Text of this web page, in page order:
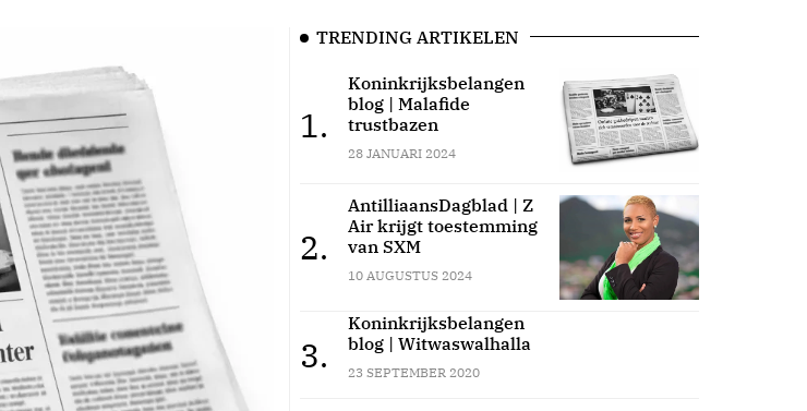
TRENDING ARTIKELEN
1.
Koninkrijksbelangen
blog | Malafide
trustbazen
28 JANUARI 2024
2.
AntilliaansDagblad | Z
Air krijgt toestemming
van SXM
10 AUGUSTUS 2024
3.
Koninkrijksbelangen
blog | Witwaswalhalla
23 SEPTEMBER 2020